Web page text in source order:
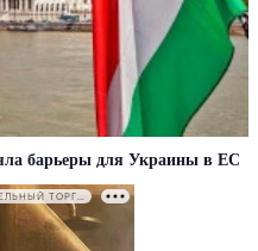
барьеры для Украины в ЕС